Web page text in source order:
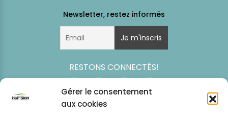
Gérer le consentement
aux cookies
RESTONS CONNECTÉS!